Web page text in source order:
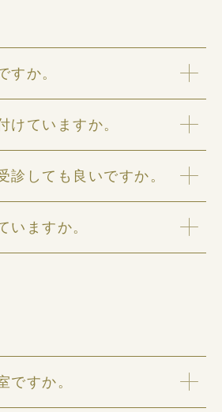
すか。
けていますか。
診しても良いですか。
いますか。
ですか。